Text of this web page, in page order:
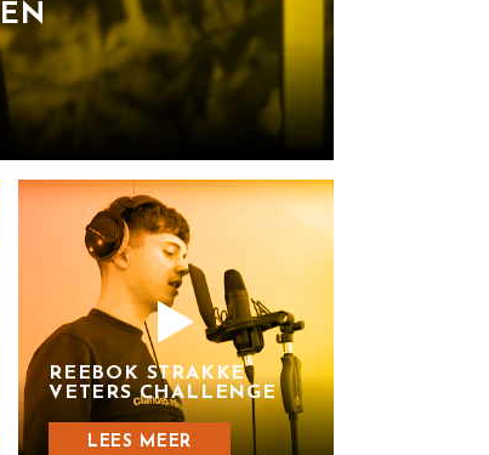
REEBOK STRAKKE
VETERS CHALLENGE
LEES MEER